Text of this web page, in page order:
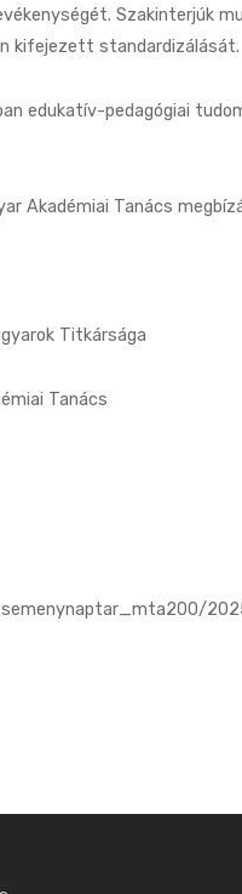
Szakinterjúk
kifejezett standardizálását.
edukatív-pedagógiai
Akadémiai Tanács
Titkársága
Tanács